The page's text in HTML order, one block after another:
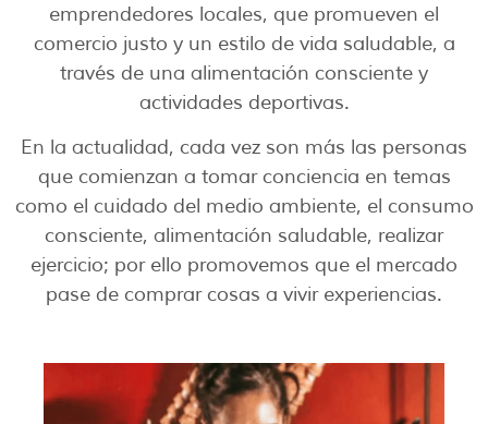
emprendedores locales, que promueven el
comercio justo y un estilo de vida saludable, a
través de una alimentación consciente y
actividades deportivas.
En la actualidad, cada vez son más las personas
que comienzan a tomar conciencia en temas
como el cuidado del medio ambiente, el consumo
consciente, alimentación saludable, realizar
ejercicio; por ello promovemos que el mercado
pase de comprar cosas a vivir experiencias.